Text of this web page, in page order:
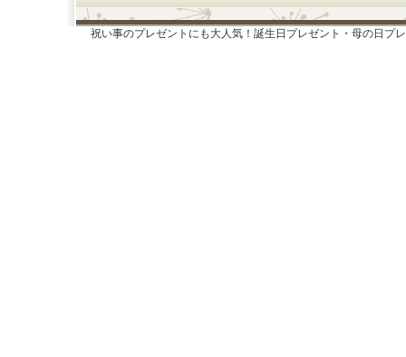
祝い事のプレゼントにも大人気！誕生日プレゼント・母の日プ